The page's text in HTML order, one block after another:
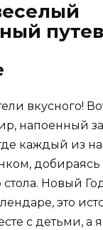
вкусного!
напоенный
каждый из
добираясь
Новый
это
с детьми, а